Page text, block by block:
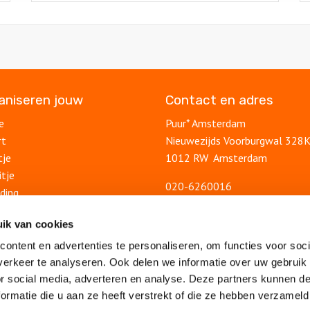
van cookies
en advertenties te personaliseren, om functies voor
te analyseren. Ook delen we informatie over uw gebruik
social media, adverteren en analyse. Deze partners kunnen
die u aan ze heeft verstrekt of die ze hebben
jouw Contact en adres
Puur* Amsterdam
Nieuwezijds Voorburgwal 328K
1012 RW Amsterdam
020-6260016
Blog
Ontdek Amsterdam
Veelgestelde vragen
Algemene voorwaarden